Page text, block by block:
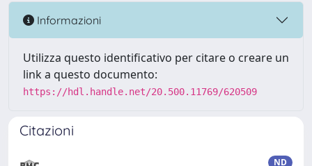
Informazioni
Utilizza questo identificativo per citare o creare un
link a questo documento:
https://hdl.handle.net/20.500.11769/620509
Citazioni
ND